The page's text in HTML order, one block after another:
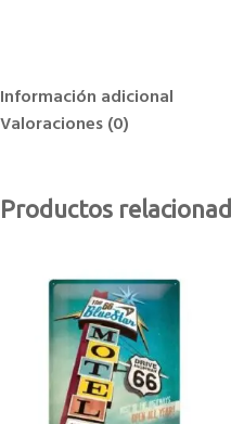
Información adicional
Valoraciones (0)
Productos